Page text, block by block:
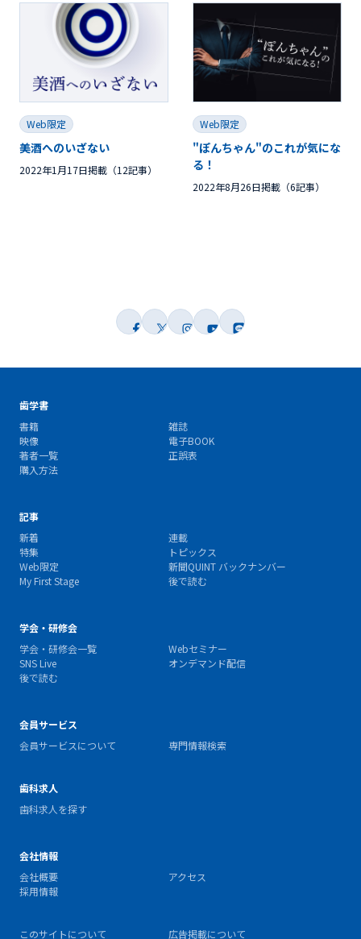
Web限定
美酒へのいざない
2022年1月17日掲載（12記事）
Web限定
"ぽんちゃん"のこれが気にな
る！
2022年8月26日掲載（6記事）
歯学書
書籍
雑誌
映像
電子BOOK
著者一覧
正誤表
購入方法
記事
新着
連載
特集
トピックス
Web限定
新聞QUINT バックナンバー
My First Stage
後で読む
学会・研修会
学会・研修会一覧
Webセミナー
SNS Live
オンデマンド配信
後で読む
会員サービス
会員サービスについて
専門情報検索
歯科求人
歯科求人を探す
会社情報
会社概要
アクセス
採用情報
このサイトについて 広告掲載について